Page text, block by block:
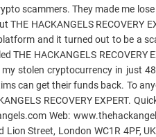
scammers. They made me lose
HACKANGELS RECOVERY
and it turned out to be a
HACKANGELS RECOVERY
stolen cryptocurrency in just
can get their funds back. To
RECOVERY EXPERT.
Web:
Street, London WC1R 4PF,